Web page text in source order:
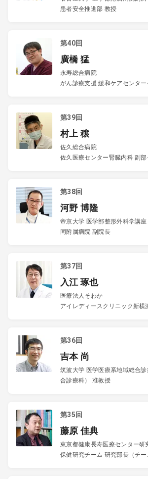
患者安全推進部 教授
第40回
廣橋 猛
永寿総合病院
がん診療支援 緩和ケアセンター
第39回
村上 穣
佐久総合病院
佐久医療センター腎臓内科 副部
第38回
河野 博隆
帝京大学 医学部整形外科学講
同附属病院 副院長
第37回
入江 琢也
医療法人そわか
アイレディースクリニック新横
第36回
吉本 尚
筑波大学 医学医療系地域総合
合診療科） 准教授
第35回
藤原 佳典
東京都健康長寿医療センター研
保健研究チーム 研究部長（チー